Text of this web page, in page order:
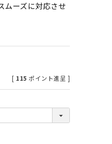
ムーズに対応させ
[ 115 ポイント進呈 ]